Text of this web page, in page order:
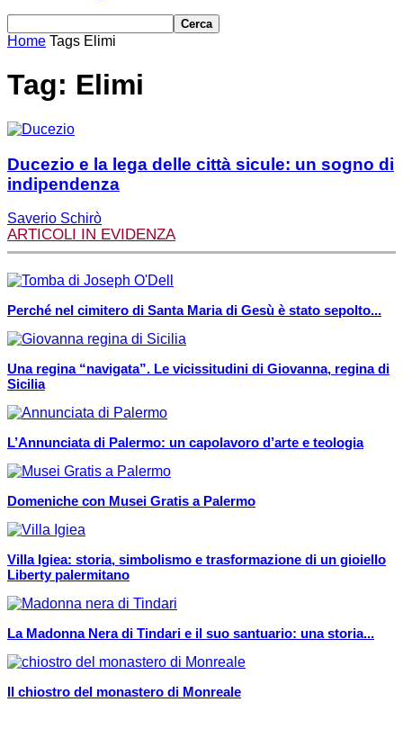
Home Tags Elimi
Tag: Elimi
Ducezio e la lega delle città sicule: un sogno di
indipendenza
Saverio Schirò
ARTICOLI IN EVIDENZA
Perché nel cimitero di Santa Maria di Gesù è stato sepolto...
Una regina “navigata”. Le vicissitudini di Giovanna, regina di
Sicilia
L’Annunciata di Palermo: un capolavoro d’arte e teologia
Domeniche con Musei Gratis a Palermo
Villa Igiea: storia, simbolismo e trasformazione di un gioiello
Liberty palermitano
La Madonna Nera di Tindari e il suo santuario: una storia...
Il chiostro del monastero di Monreale